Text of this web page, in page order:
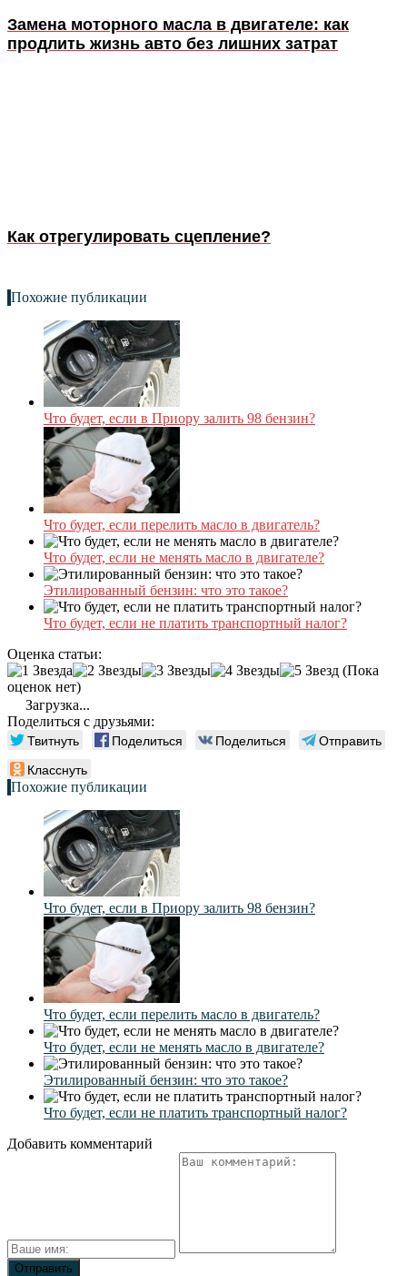
Замена моторного масла в двигателе: как
продлить жизнь авто без лишних затрат
Как отрегулировать сцепление?
Похожие публикации
Что будет, если в Приору залить 98 бензин?
Что будет, если перелить масло в двигатель?
Что будет, если не менять масло в двигателе?
Этилированный бензин: что это такое?
Что будет, если не платить транспортный налог?
Оценка статьи:
(Пока
оценок нет)
Загрузка...
Поделиться с друзьями:
Твитнуть Поделиться Поделиться
Отправить
Класснуть
Похожие публикации
Что будет, если в Приору залить 98 бензин?
Что будет, если перелить масло в двигатель?
Что будет, если не менять масло в двигателе?
Этилированный бензин: что это такое?
Что будет, если не платить транспортный налог?
Добавить комментарий